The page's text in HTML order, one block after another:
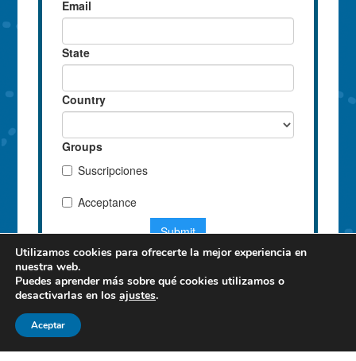
Utilizamos cookies para ofrecerte la mejor experiencia en
nuestra web.
Puedes aprender más sobre qué cookies utilizamos o
desactivarlas en los ajustes.
Aceptar